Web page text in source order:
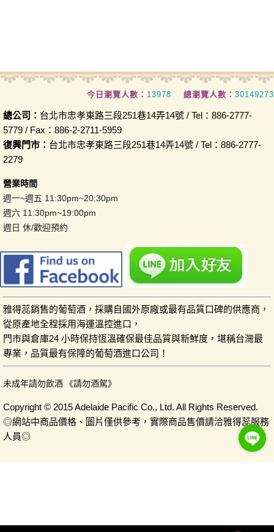
今日瀏覽人數： 13978 總瀏覽人數： 30149273
總公司： 台北市忠孝東路三段251巷14弄14號 / Tel：886-2777-
5779 / Fax：886-2-2711-5959
復興門市： 台北市忠孝東路三段251巷14弄14號 / Tel：886-2777-
2279
營業時間
週一~週五 11:30pm~20:30pm
週六 11:30pm~19:00pm
週日 休/歡迎預約
雅得蕊銷售的葡萄酒，採購自國外原廠或最有品質口碑的供應商，
從原產地全程採用海運溫控進口，
門市與倉庫24 小時保持恆溫確保最佳品質與新鮮度，堪稱台灣最
專業，品質最有保障的葡萄酒進口公司！
未成年請勿飲酒 《請勿酒駕》
Copyright © 2015 Adelaide Pacific Co., Ltd. All Rights Reserved.
◎網站中商品價格、圖片僅供參考，實際商品售價請洽雅得蕊服務
人員◎